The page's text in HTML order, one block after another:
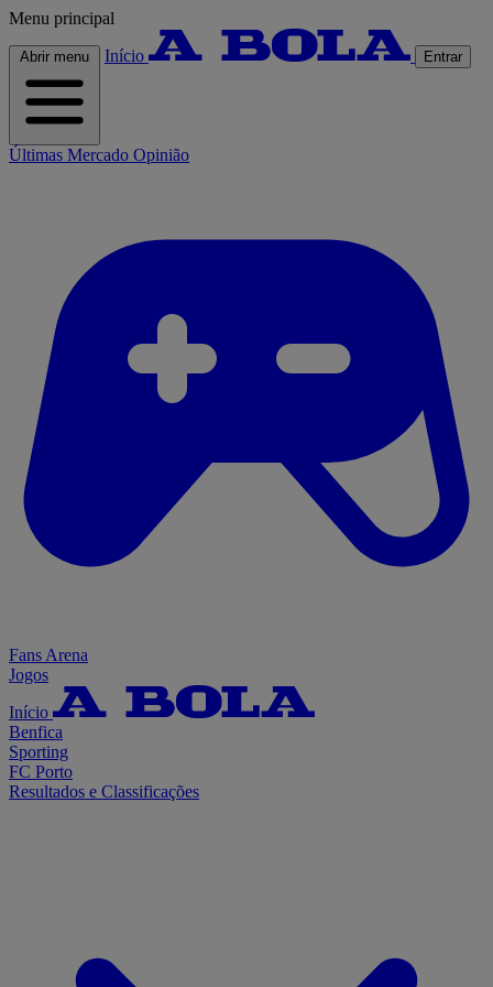
Menu principal
Abrir menu Início Entrar
Últimas Mercado Opinião
Fans Arena
Jogos
Início
Benfica
Sporting
FC Porto
Resultados e Classificações